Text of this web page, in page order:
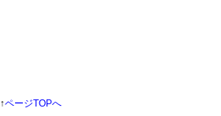
↑ページTOPへ